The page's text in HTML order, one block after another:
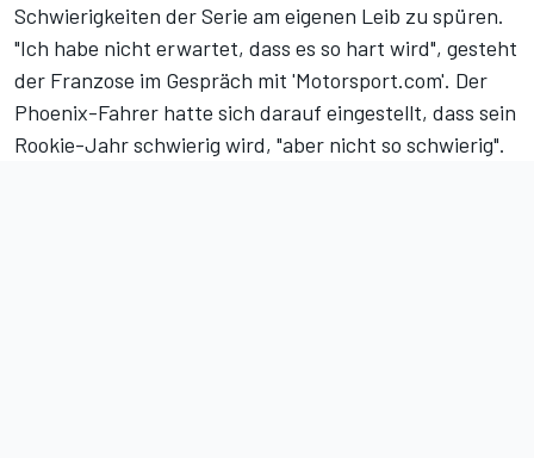
Schwierigkeiten der Serie am eigenen Leib zu spüren. ​
"Ich habe nicht erwartet, dass es so hart wird​", gesteht
der Franzose im Gespräch mit 'Motorsport.com'. Der
Phoenix-Fahrer hatte sich darauf eingestellt, dass sein
Rookie-Jahr schwierig wird, ​"aber nicht so schwierig​".